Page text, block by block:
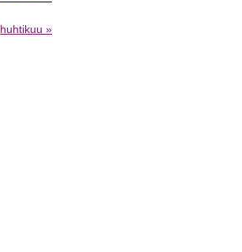
huhtikuu »